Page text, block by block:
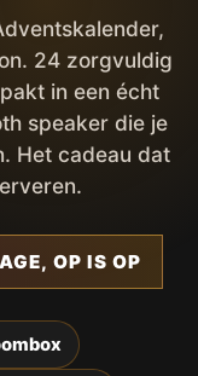
24 zorgvuldig
in een écht
speaker die je
Het cadeau dat
OP IS OP